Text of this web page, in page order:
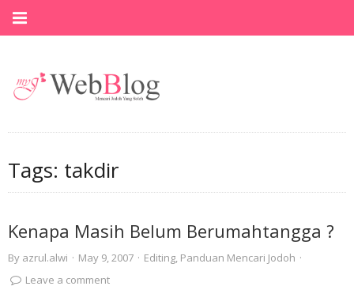
Tags: takdir
Kenapa Masih Belum Berumahtangga ?
By azrul.alwi · May 9, 2007 · Editing, Panduan Mencari Jodoh ·
Leave a comment